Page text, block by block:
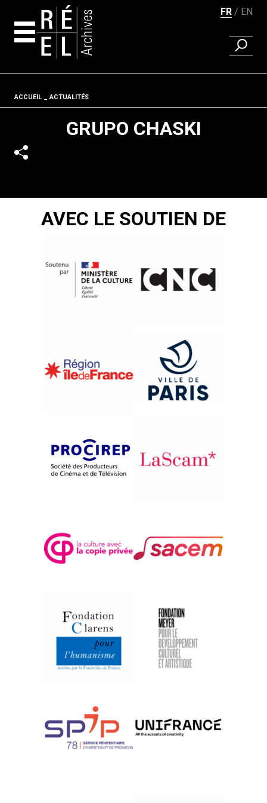
FR EN
Fil d'ariane
ACCUEIL ACTUALITÉS
GRUPO CHASKI
AVEC LE SOUTIEN DE